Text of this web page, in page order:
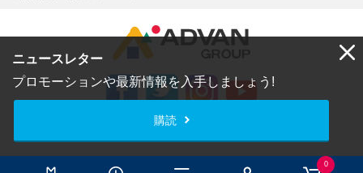
0
ニュースレター
プロモーションや最新情報を入手しましょう!
購読